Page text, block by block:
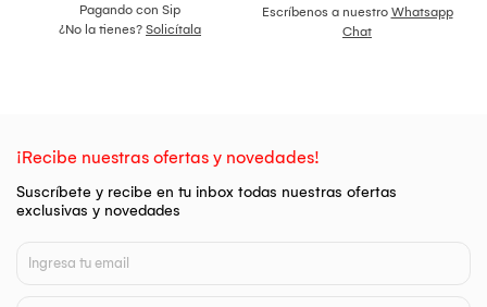
Pagando con Sip
¿No la tienes? Solicítala
Escríbenos a nuestro Whatsapp
Chat
¡Recibe nuestras ofertas y novedades!
Suscríbete y recibe en tu inbox todas nuestras ofertas
exclusivas y novedades